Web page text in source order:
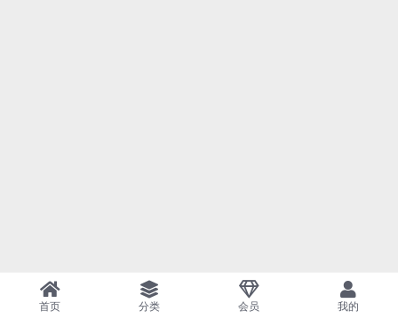
首页 分类 会员 我的